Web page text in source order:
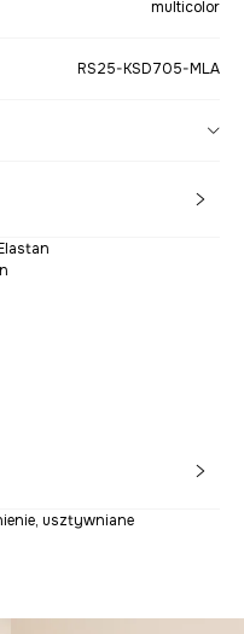
multicolor
RS25-KSD705-MLA
usztywniane